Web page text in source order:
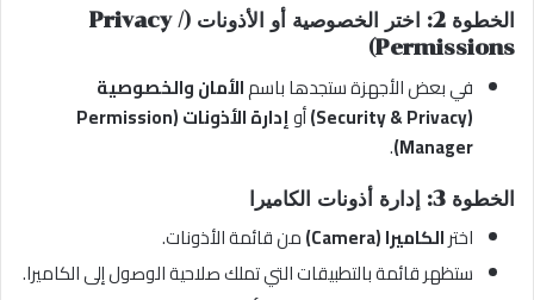
الخطوة 2: اختر الخصوصية أو الأذونات (Privacy /
Permissions)
في بعض الأجهزة ستجدها باسمالأمان والخصوصية
(Security & Privacy)
أو
إدارة الأذونات (Permission
Manager)
.
الخطوة 3: إدارة أذونات الكاميرا
اخترالكاميرا (Camera)
من قائمة الأذونات.
ستظهر قائمة بالتطبيقات التي تملك صلاحية الوصول إلى الكاميرا.